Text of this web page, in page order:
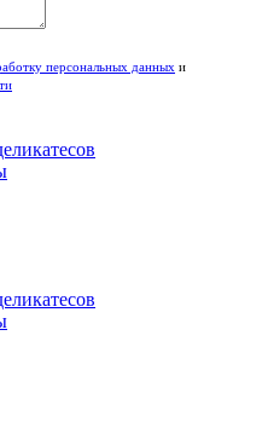
персональных данных и